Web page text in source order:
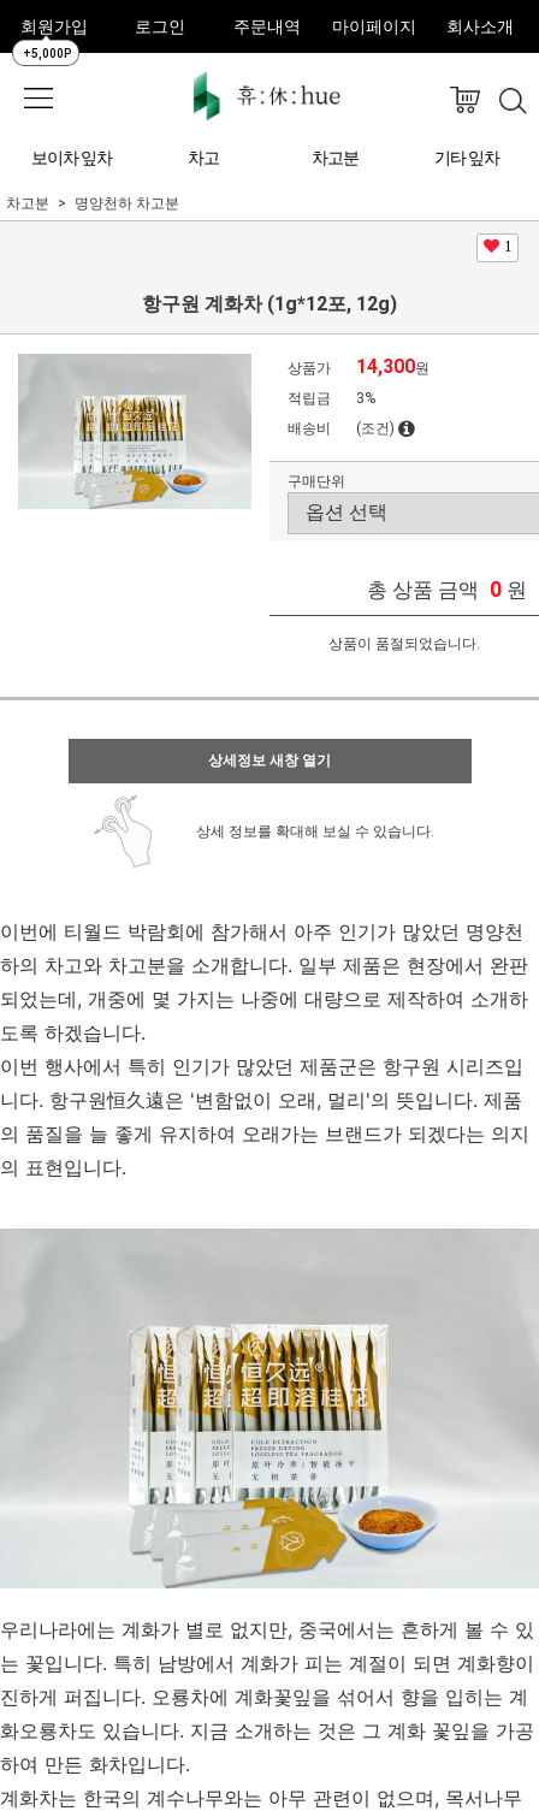
회원가입
+5,000P
로그인 주문내역 마이페이지 회사소개
보이차 잎차 차고 차고분 기타 잎차
차고분 명양천하 차고분
1
항구원 계화차 (1g*12포, 12g)
상품가 14,300원
적립금
3%
배송비
(조건)
구매단위
총 상품 금액 0 원
상품이 품절되었습니다.
상세정보 새창 열기
상세 정보를 확대해 보실 수 있습니다.
이번에 티월드 박람회에 참가해서 아주 인기가 많았던 명양천
하의 차고와 차고분을 소개합니다. 일부 제품은 현장에서 완판
되었는데, 개중에 몇 가지는 나중에 대량으로 제작하여 소개하
도록 하겠습니다.
이번 행사에서 특히 인기가 많았던 제품군은 항구원 시리즈입
니다. 항구원恒久遠은 '변함없이 오래, 멀리'의 뜻입니다. 제품
의 품질을 늘 좋게 유지하여 오래가는 브랜드가 되겠다는 의지
의 표현입니다.
우리나라에는 계화가 별로 없지만, 중국에서는 흔하게 볼 수 있
는 꽃입니다. 특히 남방에서 계화가 피는 계절이 되면 계화향이
진하게 퍼집니다. 오룡차에 계화꽃잎을 섞어서 향을 입히는 계
화오룡차도 있습니다. 지금 소개하는 것은 그 계화 꽃잎을 가공
하여 만든 화차입니다.
계화차는 한국의 계수나무와는 아무 관련이 없으며, 목서나무